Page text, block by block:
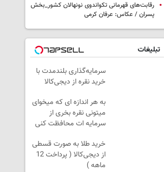
رقابت‌های قهرمانی تکواندوی نونهالان کشور_بخش
پسران / عکاس: عرفان کرمی
تبلیغات
سرمایه‌گذاری بلندمدت با
خرید نقره از دیجی‌کالا
به هر اندازه ای که میخوای
میتونی نقره بخری از
سرمایه ات محافظت کنی
خرید طلا به صورت قسطی
از دیجی‌کالا ( پرداخت 12
ماهه )